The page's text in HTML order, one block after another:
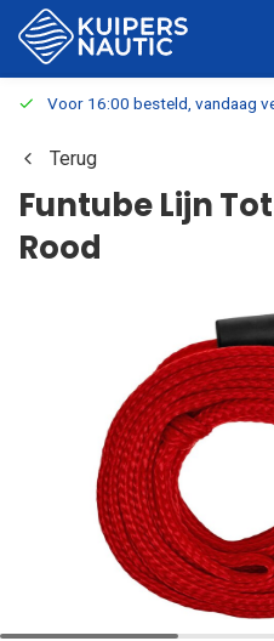
Voor 16:00 besteld, vandaag
Terug
Funtube Lijn
Rood